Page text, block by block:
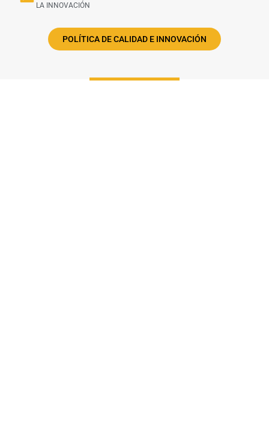
LA INNOVACIÓN
POLÍTICA DE CALIDAD E INNOVACIÓN